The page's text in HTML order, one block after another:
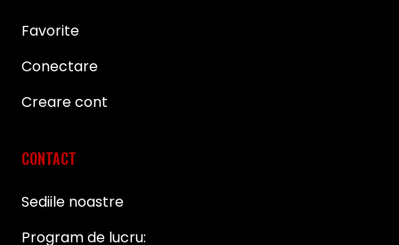
Favorite
Conectare
Creare cont
CONTACT
Sediile noastre
Program de lucru: